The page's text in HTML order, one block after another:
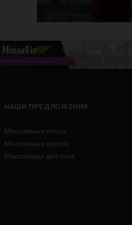
НАШИ ПРЕДЛОЖЕНИЯ
Массажные столы
Массажные кресла
Массажеры для тела